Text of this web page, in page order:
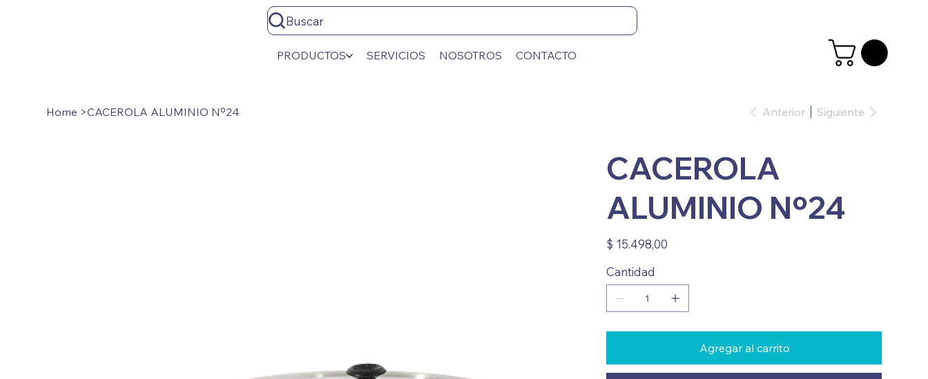
Buscar
PRODUCTOS SERVICIOS NOSOTROS CONTACTO
Home >CACEROLA ALUMINIO Nº24 Anterior Siguiente
CACEROLA
ALUMINIO Nº24
Precio
$ 15.498,00
Cantidad
Agregar al carrito